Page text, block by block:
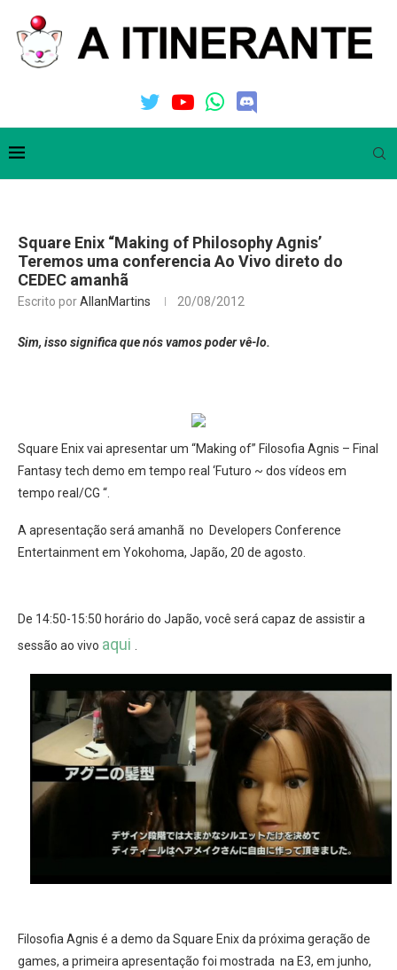
Square Enix “Making of Philosophy Agnis’
Teremos uma conferencia Ao Vivo direto do
CEDEC amanhã
Escrito porAllanMartins 20/08/2012
Sim, isso significa que nós vamos poder vê-lo.
Square Enix vai apresentar um “Making of” Filosofia Agnis – Final
Fantasy tech demo em tempo real ‘Futuro ~ dos vídeos em
tempo real/CG “.
A apresentação será amanhã no Developers Conference
Entertainment em Yokohoma, Japão, 20 de agosto.
De 14:50-15:50 horário do Japão, você será capaz de assistir a
sessão ao vivo aqui .
Filosofia Agnis é a demo da Square Enix da próxima geração de
games, a primeira apresentação foi mostrada na E3, em junho,